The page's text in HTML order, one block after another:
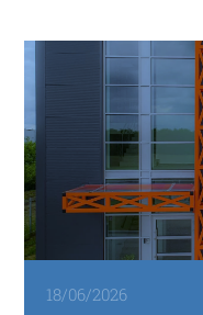
18/06/2026